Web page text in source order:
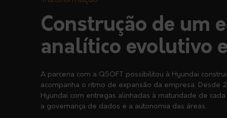
Construção de um
analítico evolutivo
A parceria com a QSOFT possibilitou à Hyundai
acompanha o ritmo de expansão da empresa. Desde
Hyundai com entregas alinhadas à maturidade de
a governança de dados e a autonomia das áreas.